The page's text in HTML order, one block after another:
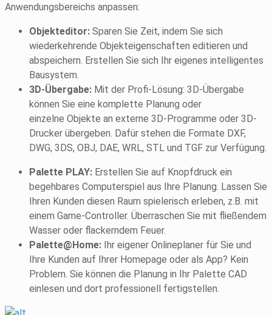
Anwendungsbereichs anpassen:
Objekteditor: Sparen Sie Zeit, indem Sie sich
wiederkehrende Objekteigenschaften editieren und
abspeichern. Erstellen Sie sich Ihr eigenes intelligentes
Bausystem.
3D-Übergabe: Mit der Profi-Lösung: 3D-Übergabe
können Sie eine komplette Planung oder
einzelne Objekte an externe 3D-Programme oder 3D-
Drucker übergeben. Dafür stehen die Formate DXF,
DWG, 3DS, OBJ, DAE, WRL, STL und TGF zur Verfügung.
Palette PLAY: Erstellen Sie auf Knopfdruck ein
begehbares Computerspiel aus Ihre Planung. Lassen Sie
Ihren Kunden diesen Raum spielerisch erleben, z.B. mit
einem Game-Controller. Überraschen Sie mit fließendem
Wasser oder flackerndem Feuer.
Palette@Home: Ihr eigener Onlineplaner für Sie und
Ihre Kunden auf Ihrer Homepage oder als App? Kein
Problem. Sie können die Planung in Ihr Palette CAD
einlesen und dort professionell fertigstellen.